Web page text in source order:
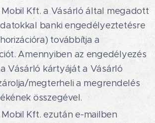
Mobil Kft. a Vásárló által megadott
banki engedélyeztetésre
továbbítja a
Amennyiben az engedélyezés
Vásárló kártyáját a Vásárló
megterheli a megrendelés
összegével.
Mobil Kft. ezután e-mailben